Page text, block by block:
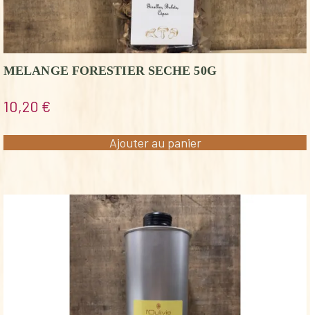
MELANGE FORESTIER SECHE 50G
10,20 €
Ajouter au panier